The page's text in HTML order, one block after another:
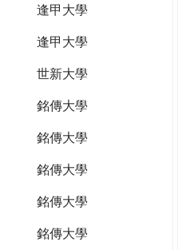
逢甲大學
逢甲大學
世新大學
銘傳大學
銘傳大學
銘傳大學
銘傳大學
銘傳大學